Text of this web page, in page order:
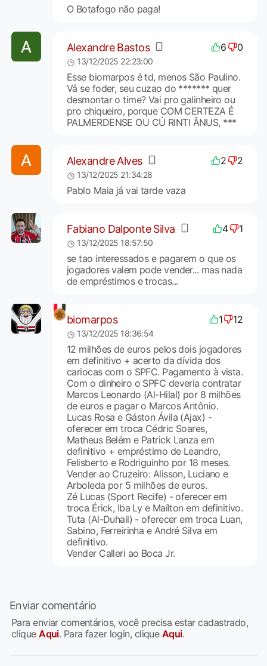
O Botafogo não paga!
Alexandre Bastos 6 0
13/12/2025 22:23:00
Esse biomarpos é td, menos São Paulino.
Vá se foder, seu cuzao do ******* quer
desmontar o time? Vai pro galinheiro ou
pro chiqueiro, porque COM CERTEZA É
PALMERDENSE OU CÚ RINTI ÂNUS, ***
Alexandre Alves 2 2
13/12/2025 21:34:28
Pablo Maia já vai tarde vaza
Fabiano Dalponte Silva 4 1
13/12/2025 18:57:50
se tao interessados e pagarem o que os
jogadores valem pode vender... mas nada
de empréstimos e trocas...
biomarpos 1 12
13/12/2025 18:36:54
12 milhões de euros pelos dois jogadores
em definitivo + acerto da dívida dos
cariocas com o SPFC. Pagamento à vista.
Com o dinheiro o SPFC deveria contratar
Marcos Leonardo (Al-Hilal) por 8 milhões
de euros e pagar o Marcos Antônio.
Lucas Rosa e Gáston Ávila (Ajax) -
oferecer em troca Cédric Soares,
Matheus Belém e Patrick Lanza em
definitivo + empréstimo de Leandro,
Felisberto e Rodriguinho por 18 meses.
Vender ao Cruzeiro: Alisson, Luciano e
Arboleda por 5 milhões de euros.
Zé Lucas (Sport Recife) - oferecer em
troca Érick, Iba Ly e Maílton em definitivo.
Tuta (Al-Duhail) - oferecer em troca Luan,
Sabino, Ferreirinha e André Silva em
definitivo.
Vender Calleri ao Boca Jr.
Enviar comentário
Para enviar comentários, você precisa estar cadastrado,
cliqueAqui. Para fazer login, clique Aqui.